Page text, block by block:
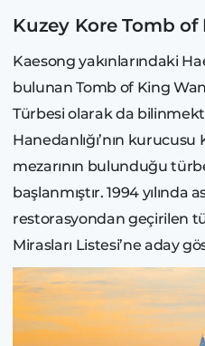
Kuzey Kore Tomb
Kaesong yakınlarındaki
bulunan Tomb of King
Türbesi olarak da
Hanedanlığı’nın
mezarının bulunduğu
başlanmıştır. 1994 yılında
restorasyondan geçirilen
Mirasları Listesi’ne aday